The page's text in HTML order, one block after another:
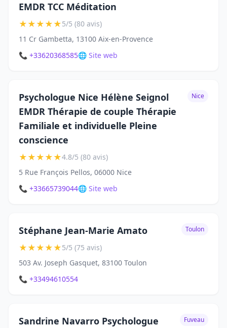
EMDR TCC Méditation
★★★★★5/5 (80 avis)
11 Cr Gambetta, 13100 Aix-en-Provence
📞 +33620368585🌐 Site web
Psychologue Nice Hélène Seignol
EMDR Thérapie de couple Thérapie
Familiale et individuelle Pleine
conscience
Nice
★★★★★4.8/5 (80 avis)
5 Rue François Pellos, 06000 Nice
📞 +33665739044🌐 Site web
Stéphane Jean-Marie Amato Toulon
★★★★★5/5 (75 avis)
503 Av. Joseph Gasquet, 83100 Toulon
📞 +33494610554
Sandrine Navarro Psychologue
Fuveau